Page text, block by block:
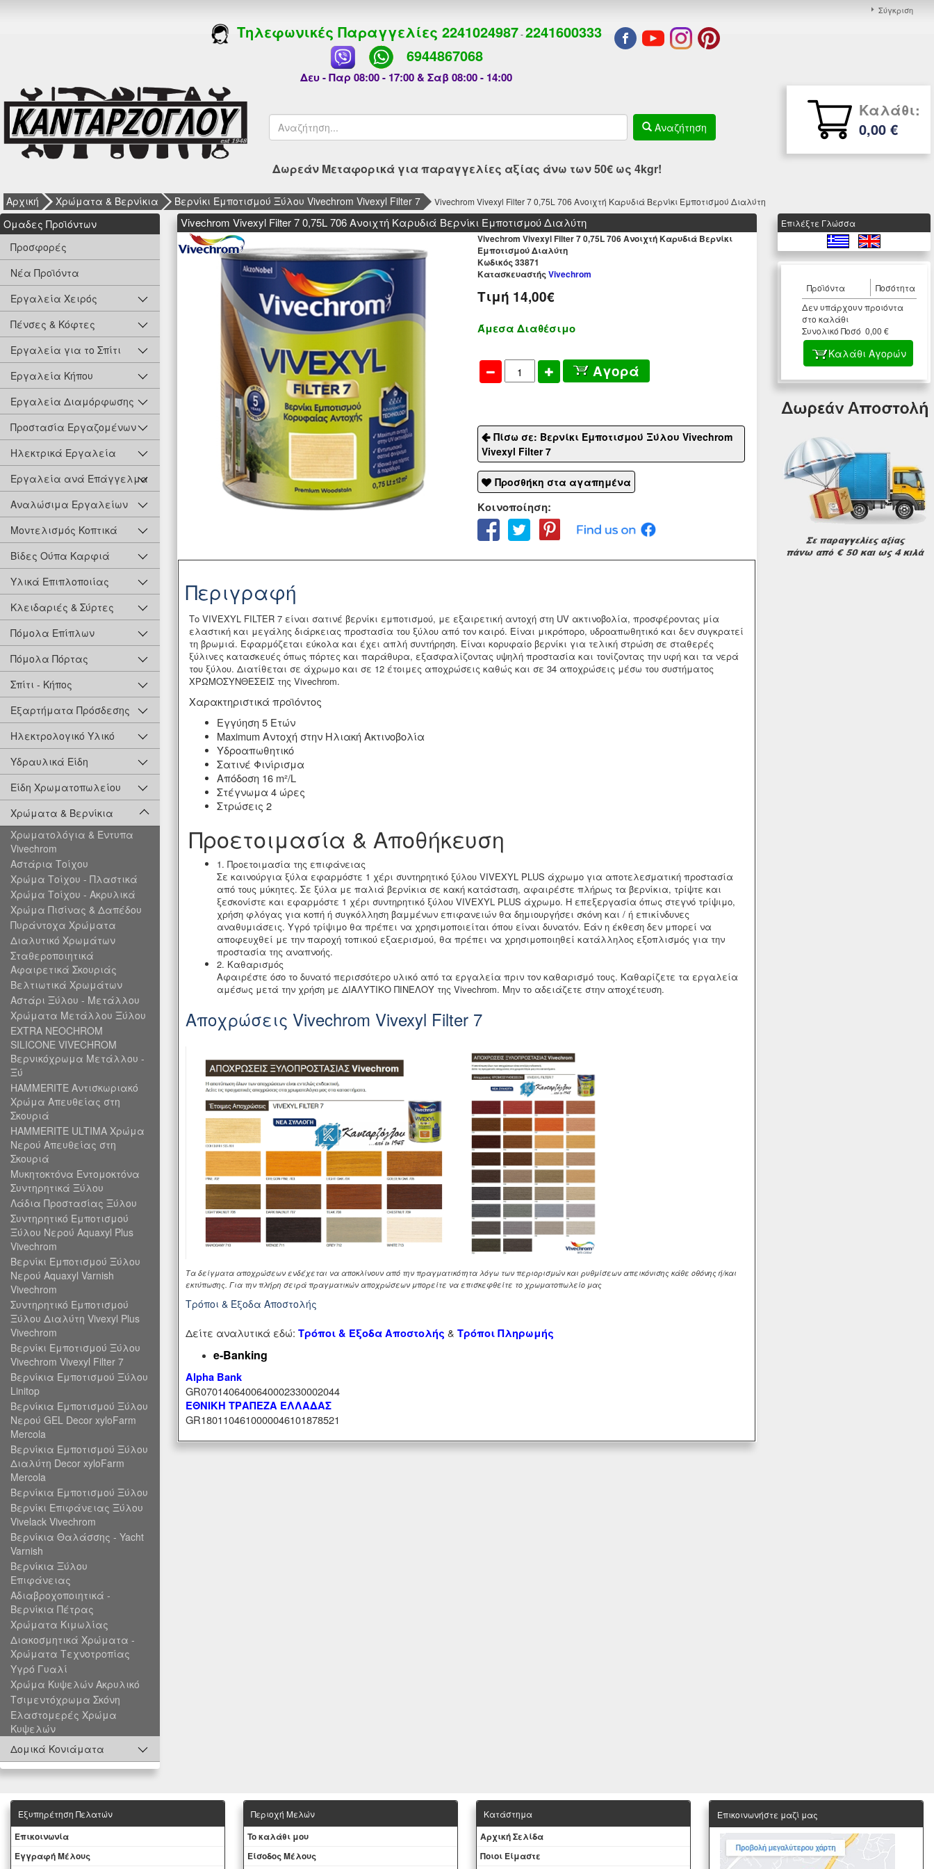
Σύγκριση
Τηλεφωνικές Παραγγελίες 2241024987-2241600333
6944867068
Δευ - Παρ 08:00 - 17:00 & Σαβ 08:00 - 14:00
Αναζήτηση
Καλάθι:
0,00 €
Δωρεάν Μεταφορικά για παραγγελίες αξίας άνω των 50€ ως 4kgr!
Αρχική Χρώματα & Βερνίκια Βερνίκι Εμποτισμού Ξύλου Vivechrom Vivexyl Filter 7 Vivechrom Vivexyl Filter 7 0,75L 706 Ανοιχτή Καρυδιά Βερνίκι Εμποτισμού Διαλύτη
Oμαδες Προϊόντων
Προσφορές
Νέα Προϊόντα
Εργαλεία Χειρός
Πένσες & Κόφτες
Εργαλεία για το Σπίτι
Εργαλεία Κήπου
Εργαλεία Διαμόρφωσης
Προστασία Εργαζομένων
Ηλεκτρικά Εργαλεία
Εργαλεία ανά Επάγγελμα
Αναλώσιμα Εργαλείων
Μοντελισμός Κοπτικά
Βίδες Ούπα Καρφιά
Υλικά Επιπλοποιίας
Κλειδαριές & Σύρτες
Πόμολα Επίπλων
Πόμολα Πόρτας
Σπίτι - Κήπος
Εξαρτήματα Πρόσδεσης
Ηλεκτρολογικό Υλικό
Υδραυλικά Είδη
Είδη Χρωματοπωλείου
Χρώματα & Βερνίκια
Χρωματολόγια & Έντυπα
Vivechrom
Αστάρια Τοίχου
Χρώμα Τοίχου - Πλαστικά
Χρώμα Τοίχου - Ακρυλικά
Χρώμα Πισίνας & Δαπέδου
Πυράντοχα Χρώματα
Διαλυτικό Χρωμάτων
Σταθεροποιητικά
Αφαιρετικά Σκουριάς
Βελτιωτικά Χρωμάτων
Αστάρι Ξύλου - Μετάλλου
Χρώματα Μετάλλου Ξύλου
EXTRA NEOCHROM
SILICONE VIVECHROM
Βερνικόχρωμα Μετάλλου -
Ξύ
HAMMERITE Αντισκωριακό
Χρώμα Απευθείας στη
Σκουριά
HAMMERITE ULTIMA Χρώμα
Νερού Απευθείας στη
Σκουριά
Μυκητοκτόνα Εντομοκτόνα
Συντηρητικά Ξύλου
Λάδια Προστασίας Ξύλου
Συντηρητικό Εμποτισμού
Ξύλου Νερού Aquaxyl Plus
Vivechrom
Βερνίκι Εμποτισμού Ξύλου
Νερού Aquaxyl Varnish
Vivechrom
Συντηρητικό Εμποτισμού
Ξύλου Διαλύτη Vivexyl Plus
Vivechrom
Βερνίκι Εμποτισμού Ξύλου
Vivechrom Vivexyl Filter 7
Βερνίκια Εμποτισμού Ξύλου
Linitop
Βερνίκια Εμποτισμού Ξύλου
Νερού GEL Decor xyloFarm
Mercola
Βερνίκια Εμποτισμού Ξύλου
Διαλύτη Decor xyloFarm
Mercola
Βερνίκια Εμποτισμού Ξύλου
Βερνίκι Επιφάνειας Ξύλου
Vivelack Vivechrom
Βερνίκια Θαλάσσης - Yacht
Varnish
Βερνίκια Ξύλου
Επιφάνειας
Αδιαβροχοποιητικά -
Βερνίκια Πέτρας
Χρώματα Κιμωλίας
Διακοσμητικά Χρώματα -
Χρώματα Τεχνοτροπίας
Υγρό Γυαλί
Χρώμα Κυψελών Ακρυλικό
Τσιμεντόχρωμα Σκόνη
Ελαστομερές Χρώμα
Κυψελών
Δομικά Κονιάματα
Vivechrom Vivexyl Filter 7 0,75L 706 Ανοιχτή Καρυδιά Βερνίκι Εμποτισμού Διαλύτη
Vivechrom Vivexyl Filter 7 0,75L 706 Ανοιχτή Καρυδιά Βερνίκι
Εμποτισμού Διαλύτη
Kωδικός 33871
ΚατασκευαστήςVivechrom
Τιμή 14,00€
Άμεσα Διαθέσιμο
Αγορά
Πίσω σε: Βερνίκι Εμποτισμού Ξύλου Vivechrom
Vivexyl Filter 7
Προσθήκη στα αγαπημένα
Κοινοποίηση:
Περιγραφή
Το VIVEXYL FILTER 7 είναι σατινέ βερνίκι εμποτισμού, με εξαιρετική αντοχή στη UV ακτινοβολία, προσφέροντας μία
ελαστική και μεγάλης διάρκειας προστασία του ξύλου από τον καιρό. Είναι μικρόπορο, υδροαπωθητικό και δεν συγκρατεί
τη βρωμιά. Εφαρμόζεται εύκολα και έχει απλή συντήρηση. Είναι κορυφαίο βερνίκι για τελική στρώση σε σταθερές
ξύλινες κατασκευές όπως πόρτες και παράθυρα, εξασφαλίζοντας υψηλή προστασία και τονίζοντας την υφή και τα νερά
του ξύλου. Διατίθεται σε άχρωμο και σε 12 έτοιμες αποχρώσεις καθώς και σε 34 αποχρώσεις μέσω του συστήματος
ΧΡΩΜΟΣΥΝΘΕΣΕΙΣ της Vivechrom.
Χαρακτηριστικά προϊόντος
Εγγύηση 5 Ετών
Maximum Αντοχή στην Ηλιακή Ακτινοβολία
Υδροαπωθητικό
Σατινέ Φινίρισμα
Απόδοση 16 m²/L
Στέγνωμα 4 ώρες
Στρώσεις 2
Προετοιμασία & Αποθήκευση
1. Προετοιμασία της επιφάνειας
Σε καινούργια ξύλα εφαρμόστε 1 χέρι συντηρητικό ξύλου VIVEXYL PLUS άχρωμο για αποτελεσματική προστασία
από τους μύκητες. Σε ξύλα με παλιά βερνίκια σε κακή κατάσταση, αφαιρέστε πλήρως τα βερνίκια, τρίψτε και
ξεσκονίστε και εφαρμόστε 1 χέρι συντηρητικό ξύλου VIVEXYL PLUS άχρωμο. Η επεξεργασία όπως στεγνό τρίψιμο,
χρήση φλόγας για κοπή ή συγκόλληση βαμμένων επιφανειών θα δημιουργήσει σκόνη και / ή επικίνδυνες
αναθυμιάσεις. Υγρό τρίψιμο θα πρέπει να χρησιμοποιείται όπου είναι δυνατόν. Εάν η έκθεση δεν μπορεί να
αποφευχθεί με την παροχή τοπικού εξαερισμού, θα πρέπει να χρησιμοποιηθεί κατάλληλος εξοπλισμός για την
προστασία της αναπνοής.
2. Καθαρισμός
Αφαιρέστε όσο το δυνατό περισσότερο υλικό από τα εργαλεία πριν τον καθαρισμό τους. Καθαρίζετε τα εργαλεία
αμέσως μετά την χρήση με ΔΙΑΛΥΤΙΚΟ ΠΙΝΕΛΟΥ της Vivechrom. Μην το αδειάζετε στην αποχέτευση.
Αποχρώσεις Vivechrom Vivexyl Filter 7
Τα δείγματα αποχρώσεων ενδέχεται να αποκλίνουν από την πραγματικότητα λόγω των περιορισμών και ρυθμίσεων απεικόνισης κάθε οθόνης ή/και
εκτύπωσης. Για την πλήρη σειρά πραγματικών αποχρώσεων μπορείτε να επισκεφθείτε το χρωματοπωλείο μας
Τρόποι & Έξοδα Αποστολής
Δείτε αναλυτικά εδώ:Τρόποι & Έξοδα Αποστολής &Τρόποι Πληρωμής
e-Banking
Alpha Bank
GR0701406400640002330002044
ΕΘΝΙΚΗ ΤΡΑΠΕΖΑ ΕΛΛΑΔΑΣ
GR1801104610000046101878521
Eπιλέξτε Γλώσσα
Προϊόντα
Ποσότητα
Δεν υπάρχουν προιόντα
στο καλάθι
Συνολικό Ποσό 0,00 €
Καλάθι Αγορών
Εξυπηρέτηση Πελατών
Eπικοινωνία
Εγγραφή Μέλους
Περιοχή Mελών
To καλάθι μου
Eίσοδος Μέλους
Κατάστημα
Aρχική Σελίδα
Ποιοι Είμαστε
Επικοινωνήστε μαζί μας